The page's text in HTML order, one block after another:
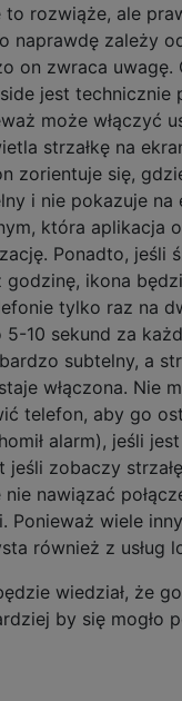
to rozwiąże, ale
naprawdę zależy
on zwraca uwagę.
jest technicznie
może włączyć
strzałkę na
zorientuje się,
i nie pokazuje na
która aplikacja
Ponadto, jeśli
godzinę, ikona
tylko raz na
5-10 sekund za
subtelny, a
włączona. Nie
telefon, aby go
alarm), jeśli
jeśli zobaczy
nie nawiązać
Ponieważ wiele
również z usług
wiedział, że
by się mogło